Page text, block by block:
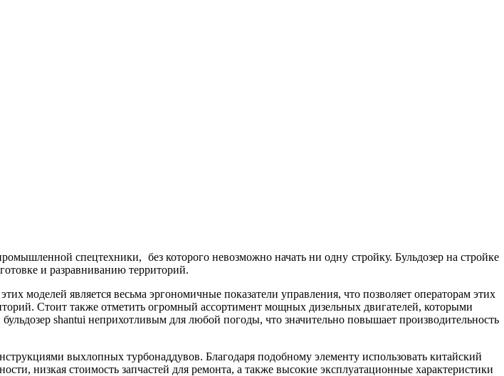
спецтехники, без которого невозможно начать ни одну стройку. Бульдозер на стройке
и разравниванию территорий.
моделей является весьма эргономичные показатели управления, что позволяет операторам этих
Стоит также отметить огромный ассортимент мощных дизельных двигателей, которыми
shantui неприхотливым для любой погоды, что значительно повышает производительность
выхлопных турбонаддувов. Благодаря подобному элементу использовать китайский
низкая стоимость запчастей для ремонта, а также высокие эксплуатационные характеристики